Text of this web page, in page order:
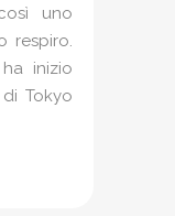
uno
respiro.
inizio
Tokyo